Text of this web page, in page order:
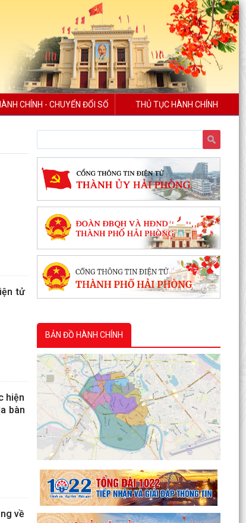
CHÍNH - CHUYỂN ĐỔI SỐ THỦ TỤC HÀNH CHÍNH
tử
hiện
bàn
về
BẢN ĐỒ HÀNH CHÍNH